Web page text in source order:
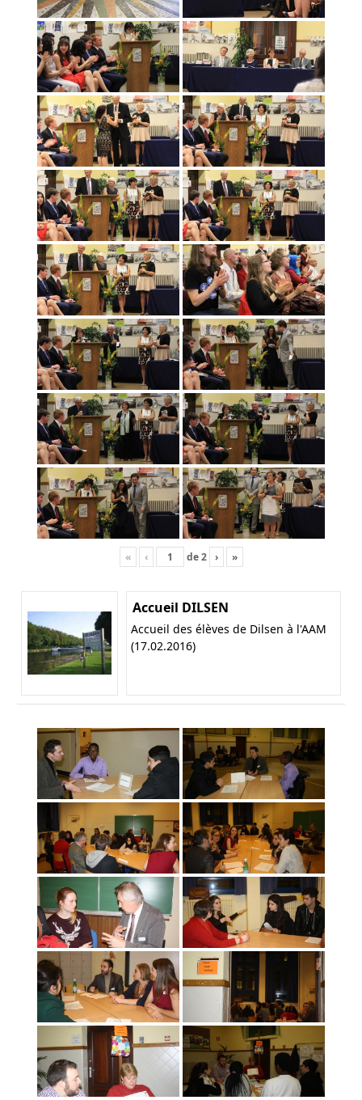
« ‹ de2 › »
Accueil DILSEN
Accueil des élèves de Dilsen à l'AAM
(17.02.2016)